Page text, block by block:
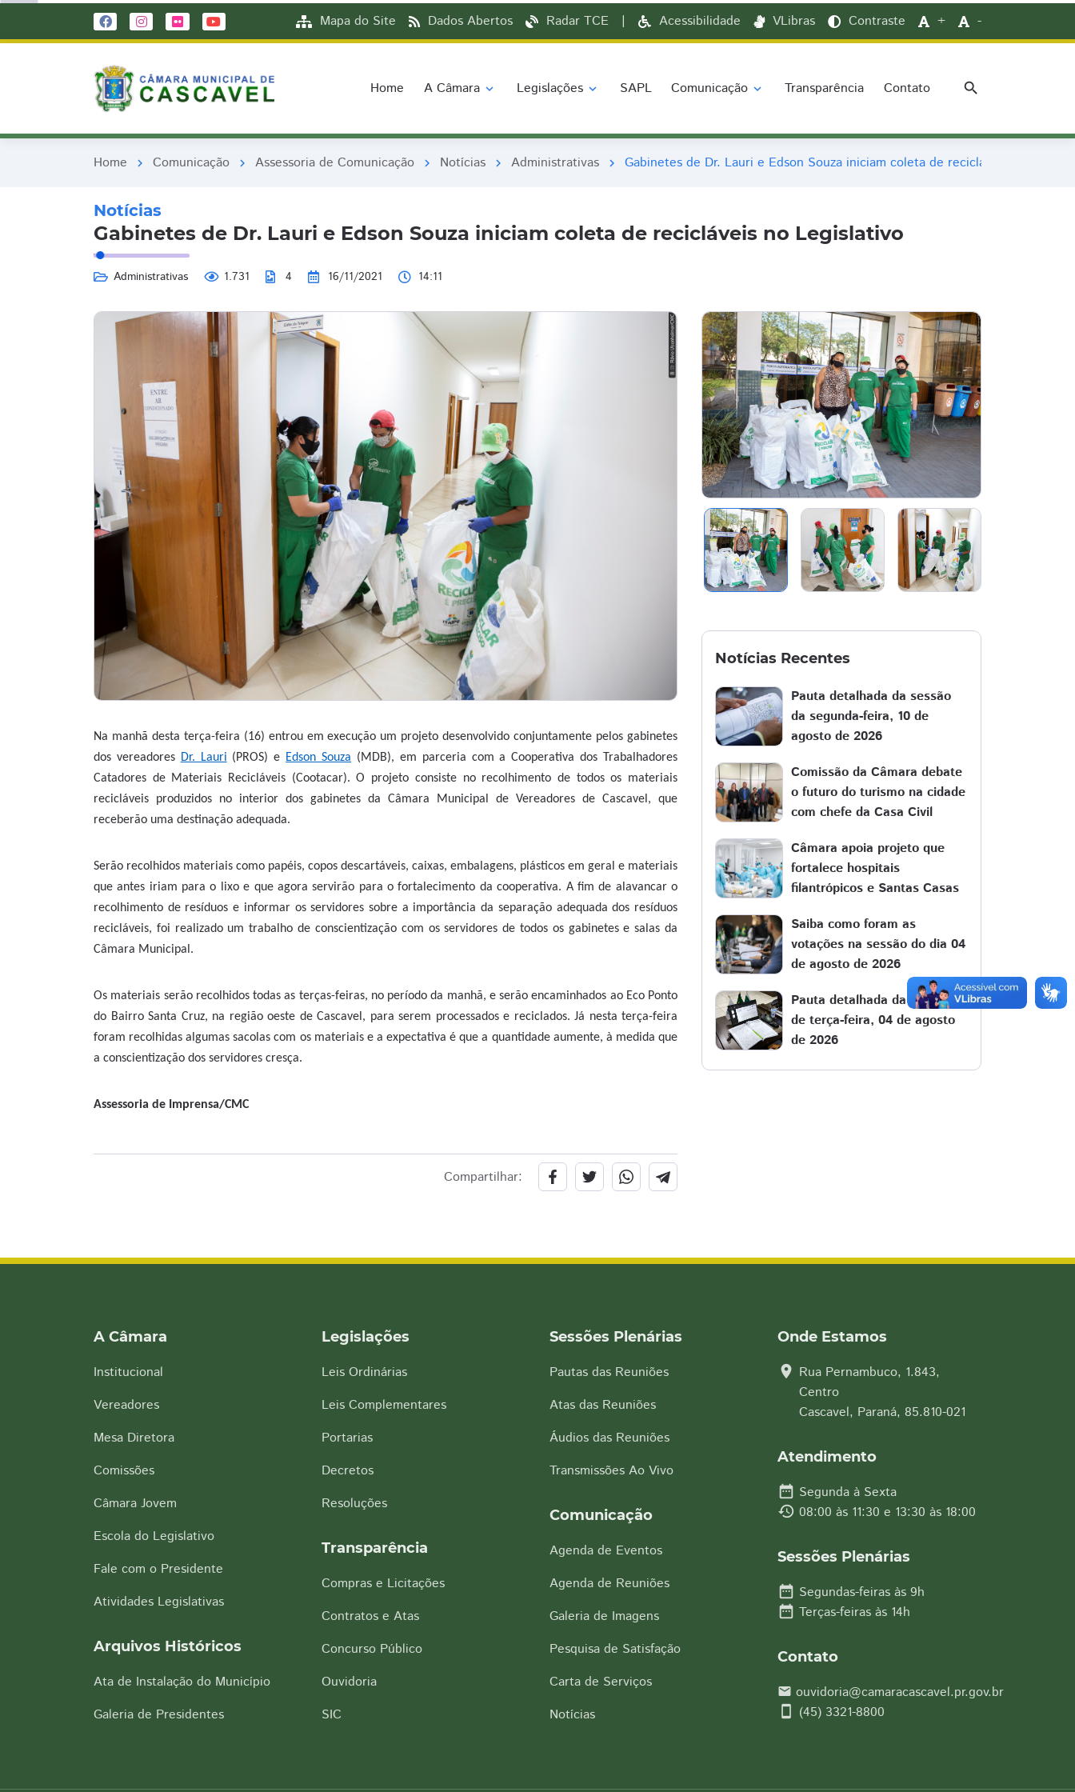
Mapa do Site Dados Abertos Radar TCE | Acessibilidade VLibras Contraste + -
Home A Câmara expand_more Legislações expand_more SAPL Comunicação expand_more Transparência Contato search
Home chevron_right Comunicação chevron_right Assessoria de Comunicação chevron_right Notícias chevron_right Administrativas chevron_right Gabinetes de Dr. Lauri e Edson Souza iniciam coleta de recicláveis no
Notícias
Gabinetes de Dr. Lauri e Edson Souza iniciam coleta de recicláveis no Legislativo
Administrativas 1.731 4 16/11/2021 14:11
Na manhã desta terça-feira (16) entrou em execução um projeto desenvolvido conjuntamente pelos gabinetes
dos vereadores Dr. Lauri (PROS) e Edson Souza (MDB), em parceria com a Cooperativa dos Trabalhadores
Catadores de Materiais Recicláveis (Cootacar). O projeto consiste no recolhimento de todos os materiais
recicláveis produzidos no interior dos gabinetes da Câmara Municipal de Vereadores de Cascavel, que
receberão uma destinação adequada.
Serão recolhidos materiais como papéis, copos descartáveis, caixas, embalagens, plásticos em geral e materiais
que antes iriam para o lixo e que agora servirão para o fortalecimento da cooperativa. A fim de alavancar o
recolhimento de resíduos e informar os servidores sobre a importância da separação adequada dos resíduos
recicláveis, foi realizado um trabalho de conscientização com os servidores de todos os gabinetes e salas da
Câmara Municipal.
Os materiais serão recolhidos todas as terças-feiras, no período da manhã, e serão encaminhados ao Eco Ponto
do Bairro Santa Cruz, na região oeste de Cascavel, para serem processados e reciclados. Já nesta terça-feira
foram recolhidas algumas sacolas com os materiais e a expectativa é que a quantidade aumente, à medida que
a conscientização dos servidores cresça.
Assessoria de Imprensa/CMC
Compartilhar:
Notícias Recentes
Pauta detalhada da sessão
da segunda-feira, 10 de
agosto de 2026
Comissão da Câmara debate
o futuro do turismo na cidade
com chefe da Casa Civil
Câmara apoia projeto que
fortalece hospitais
filantrópicos e Santas Casas
Saiba como foram as
votações na sessão do dia 04
de agosto de 2026
Pauta detalhada da sessão
de terça-feira, 04 de agosto
de 2026
A Câmara
Institucional
Vereadores
Mesa Diretora
Comissões
Câmara Jovem
Escola do Legislativo
Fale com o Presidente
Atividades Legislativas
Arquivos Históricos
Ata de Instalação do Município
Galeria de Presidentes
Legislações
Leis Ordinárias
Leis Complementares
Portarias
Decretos
Resoluções
Transparência
Compras e Licitações
Contratos e Atas
Concurso Público
Ouvidoria
SIC
Sessões Plenárias
Pautas das Reuniões
Atas das Reuniões
Áudios das Reuniões
Transmissões Ao Vivo
Comunicação
Agenda de Eventos
Agenda de Reuniões
Galeria de Imagens
Pesquisa de Satisfação
Carta de Serviços
Notícias
Onde Estamos
location_on Rua Pernambuco, 1.843,
Centro
Cascavel, Paraná, 85.810-021
Atendimento
date_range Segunda à Sexta
history 08:00 às 11:30 e 13:30 às 18:00
Sessões Plenárias
date_range Segundas-feiras às 9h
date_range Terças-feiras às 14h
Contato
email ouvidoria@camaracascavel.pr.gov.br
smartphone (45) 3321-8800